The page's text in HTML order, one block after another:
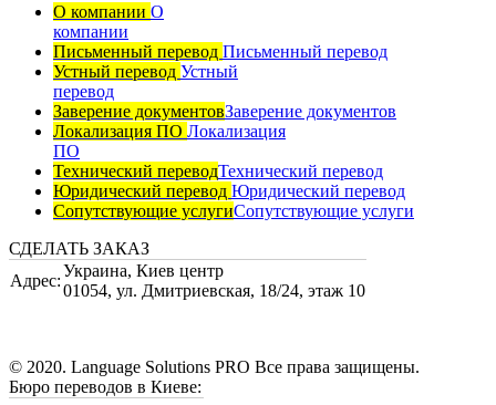
О компании О
компании
Письменный перевод Письменный перевод
Устный перевод Устный
перевод
Заверение документовЗаверение документов
Локализация ПО Локализация
ПО
Технический переводТехнический перевод
Юридический перевод Юридический перевод
Сопутствующие услугиСопутствующие услуги
СДЕЛАТЬ ЗАКАЗ
Адрес:
Украина, Киев центр
01054, ул. Дмитриевская, 18/24, этаж 10
© 2020. Language Solutions PRO Все права защищены.
Бюро переводов в Киеве: